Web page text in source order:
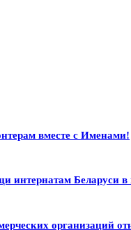
вместе с Именами!
интернатам Беларуси
организаций